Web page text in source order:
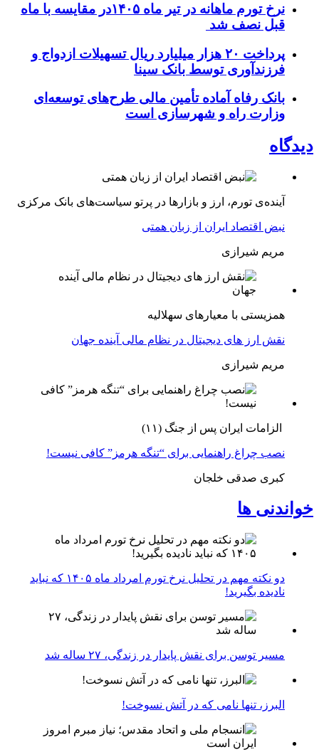
نرخ تورم ماهانه در تیر ماه ۱۴۰۵در مقایسه با ماه
قبل نصف شد
پرداخت ۲۰ هزار میلیارد ریال تسهیلات ازدواج و
فرزند‌آوری توسط بانک سینا
بانک رفاه آماده تأمین مالی طرح‌های توسعه‌ای
وزارت راه و شهرسازی است
دیدگاه
آینده‌ی تورم، ارز و بازارها در پرتو سیاست‌های بانک مرکزی
نبض اقتصاد ایران از زبان همتی
مریم شیرازی
همزیستی با معیارهای سهلالیه
نقش ارز های دیجیتال در نظام مالی آینده جهان
مریم شیرازی
الزامات ایران پس از جنگ (۱۱)
نصب چراغ راهنمایی برای “تنگه هرمز” کافی نیست!
کبری صدقی خلجان
خواندنی ها
دو نکته مهم در تحلیل نرخ تورم امرداد ماه ۱۴۰۵ که نباید
نادیده بگیرید!
مسیر توسن برای نقش پایدار در زندگی، ۲۷ ساله شد
البرز، تنها نامی که در آتش نسوخت!